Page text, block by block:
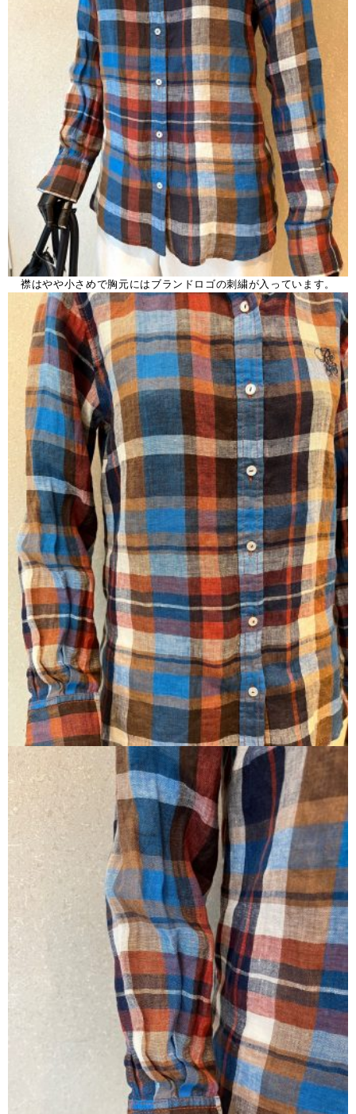
襟はやや小さめで胸元にはブランドロゴの刺繍が入っています。